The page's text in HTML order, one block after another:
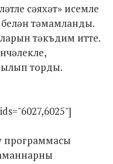
сәяхәт» исемле
тәмамланды.
тәкъдим итте.
торды.
программасы